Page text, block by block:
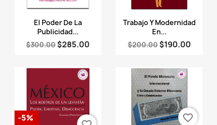
 Vista rápida
El Poder De La
Publicidad...
$300.00 $285.00
Vista rápida
Trabajo Y Modernidad
En...
$200.00 $190.00
-5% favorite_border